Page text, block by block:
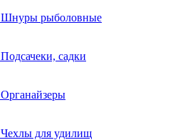
Шнуры рыболовные
Подсачеки, садки
Органайзеры
Чехлы для удилищ